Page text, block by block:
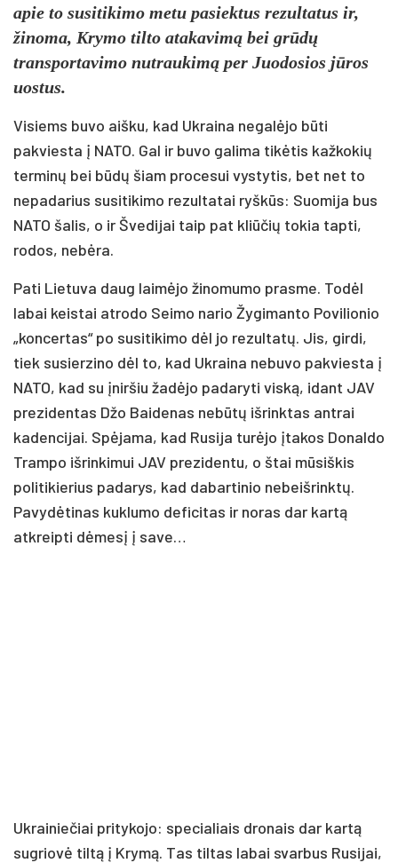
apie to susitikimo metu pasiektus rezultatus ir,
žinoma, Krymo tilto atakavimą bei grūdų
transportavimo nutraukimą per Juodosios jūros
uostus.
Visiems buvo aišku, kad Ukraina negalėjo būti
pakviesta į NATO. Gal ir buvo galima tikėtis kažkokių
terminų bei būdų šiam procesui vystytis, bet net to
nepadarius susitikimo rezultatai ryškūs: Suomija bus
NATO šalis, o ir Švedijai taip pat kliūčių tokia tapti,
rodos, nebėra.
Pati Lietuva daug laimėjo žinomumo prasme. Todėl
labai keistai atrodo Seimo nario Žygimanto Povilionio
„koncertas“ po susitikimo dėl jo rezultatų. Jis, girdi,
tiek susierzino dėl to, kad Ukraina nebuvo pakviesta į
NATO, kad su įniršiu žadėjo padaryti viską, idant JAV
prezidentas Džo Baidenas nebūtų išrinktas antrai
kadencijai. Spėjama, kad Rusija turėjo įtakos Donaldo
Trampo išrinkimui JAV prezidentu, o štai mūsiškis
politikierius padarys, kad dabartinio nebeišrinktų.
Pavydėtinas kuklumo deficitas ir noras dar kartą
atkreipti dėmesį į save…
Ukrainiečiai pritykojo: specialiais dronais dar kartą
sugriovė tiltą į Krymą. Tas tiltas labai svarbus Rusijai,